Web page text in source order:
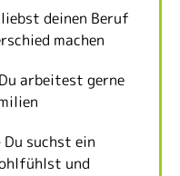
deinen Beruf
machen
arbeitest gerne
suchst ein
und